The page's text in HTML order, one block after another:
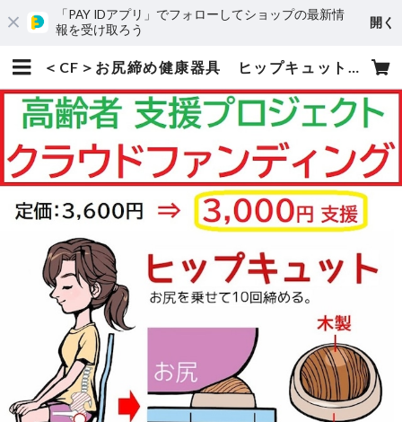
「PAY IDアプリ」でフォローしてショップの最新情
報を受け取ろう
開く
＜CF＞お尻締め健康器具 ヒップキュット（1個） | くちコミ本舗